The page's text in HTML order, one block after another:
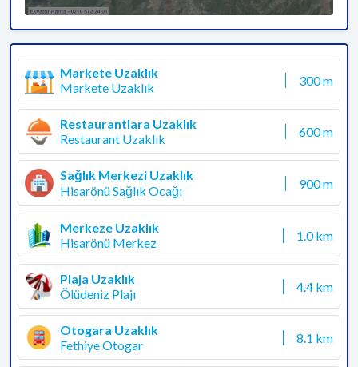
Markete Uzaklık
Markete Uzaklık
300 m
Restaurantlara Uzaklık
Restaurant Uzaklık
600 m
Sağlık Merkezi Uzaklık
Hisarönü Sağlık Ocağı
900 m
Merkeze Uzaklık
Hisarönü Merkez
1.0 km
Plaja Uzaklık
Ölüdeniz Plajı
4.4 km
Otogara Uzaklık
Fethiye Otogar
8.1 km